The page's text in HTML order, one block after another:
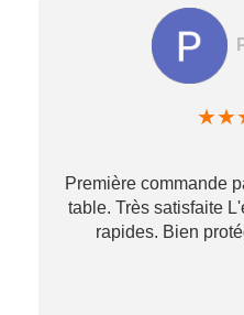
★★
Première commande
table. Très satisfaite
rapides. Bien